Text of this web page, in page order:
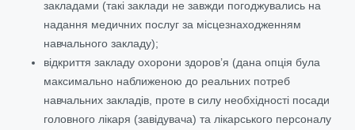
закладами (такі заклади не завжди погоджувались на
надання медичних послуг за місцезнаходженням
навчального закладу);
відкриття закладу охорони здоров’я (дана опція була
максимально наближеною до реальних потреб
навчальних закладів, проте в силу необхідності посади
головного лікаря (завідувача) та лікарського персоналу